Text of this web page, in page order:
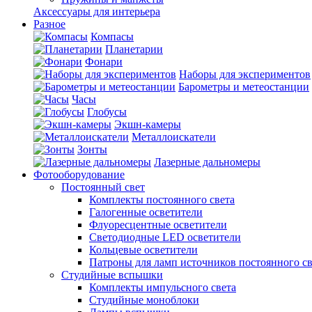
Аксессуары для интерьера
Разное
Компасы
Планетарии
Фонари
Наборы для экспериментов
Барометры и метеостанции
Часы
Глобусы
Экшн-камеры
Металлоискатели
Зонты
Лазерные дальномеры
Фотооборудование
Постоянный свет
Комплекты постоянного света
Галогенные осветители
Флуоресцентные осветители
Светодиодные LED осветители
Кольцевые осветители
Патроны для ламп источников постоянного
Студийные вспышки
Комплекты импульсного света
Студийные моноблоки